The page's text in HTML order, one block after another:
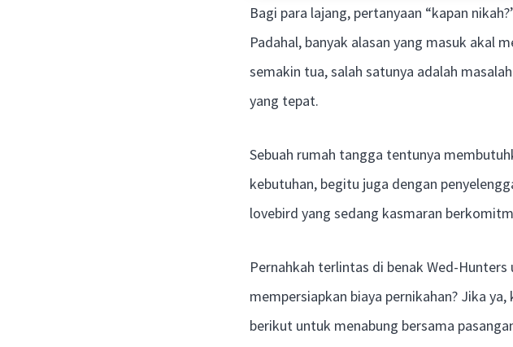
Bagi para lajang, pertanyaan “kapan
Padahal, banyak alasan yang masuk akal
semakin tua, salah satunya adalah
yang tepat.
Sebuah rumah tangga tentunya
kebutuhan, begitu juga dengan
lovebird yang sedang kasmaran
Pernahkah terlintas di benak Wed-
mempersiapkan biaya pernikahan? Jika
berikut untuk menabung bersama